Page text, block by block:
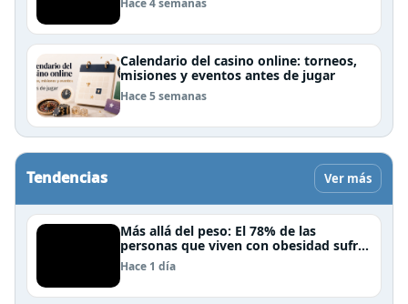
Hace 4 semanas
Calendario del casino online: torneos,
misiones y eventos antes de jugar
Hace 5 semanas
Tendencias Ver más
Más allá del peso: El 78% de las
personas que viven con obesidad sufre
estrés postraumático debido al estigma
Hace 1 día